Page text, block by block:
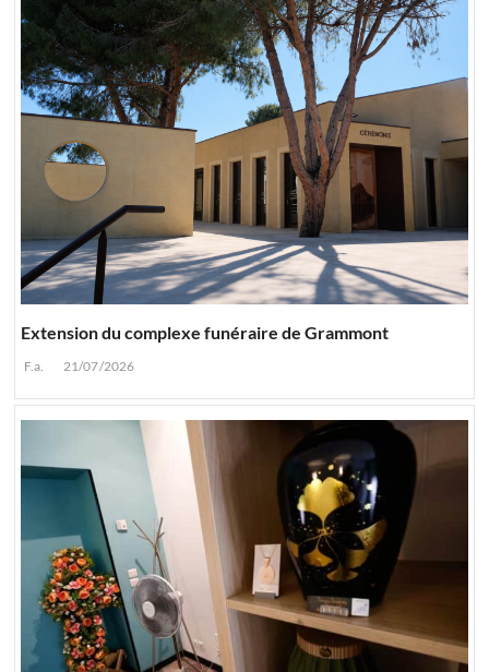
Extension du complexe funéraire de Grammont
F.a. 21/07/2026